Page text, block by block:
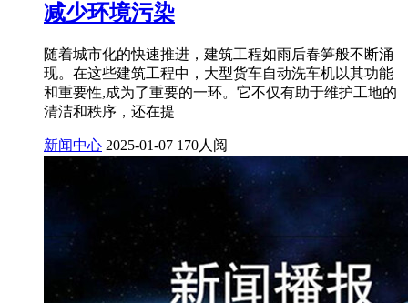
减少环境污染
随着城市化的快速推进，建筑工程如雨后春笋般不断涌
现。在这些建筑工程中，大型货车自动洗车机以其功能
和重要性,成为了重要的一环。它不仅有助于维护工地的
清洁和秩序，还在提
新闻中心 2025-01-07 170人阅